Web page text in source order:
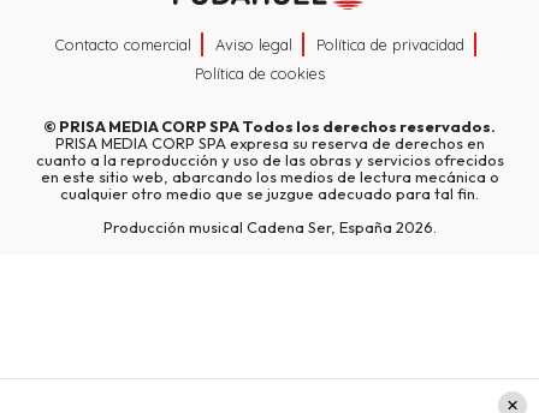
Contacto comercial Aviso legal
Política de privacidad
Política de cookies
© PRISA MEDIA CORP SPATodos los derechos reservados.
PRISA MEDIA CORP SPA expresa su reserva de derechos en
cuanto a la reproducción y uso de las obras y servicios ofrecidos
en este sitio web, abarcando los medios de lectura mecánica o
cualquier otro medio que se juzgue adecuado para tal fin.
Producción musical Cadena Ser, España 2026.